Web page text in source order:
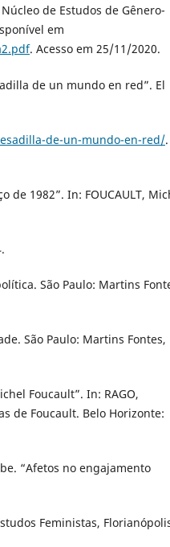
de Estudos de Gênero-
em
. Acesso em 25/11/2020.
de un mundo en red”. El
de-un-mundo-en-red/.
de 1982”. In: FOUCAULT,
São Paulo: Martins
São Paulo: Martins Fontes,
Foucault”. In: RAGO,
de Foucault. Belo Horizonte:
“Afetos no engajamento
Feministas,